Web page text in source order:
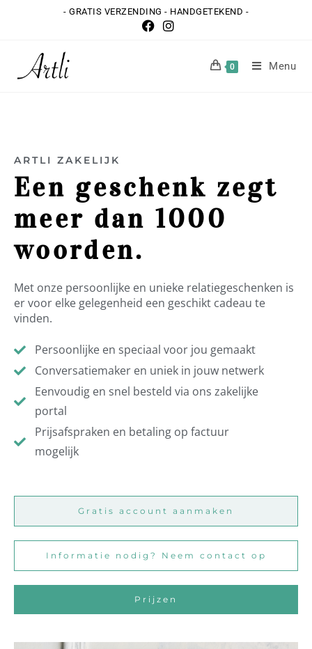
- GRATIS VERZENDING - HANDGETEKEND -
0 Menu
ARTLI ZAKELIJK
Een geschenk zegt
meer dan 1000
woorden.
Met onze persoonlijke en unieke relatiegeschenken is
er voor elke gelegenheid een geschikt cadeau te
vinden.
Persoonlijke en speciaal voor jou gemaakt
Conversatiemaker en uniek in jouw netwerk
Eenvoudig en snel besteld via ons zakelijke
portal
Prijsafspraken en betaling op factuur
mogelijk
Gratis account aanmaken
Informatie nodig? Neem contact op
Prijzen